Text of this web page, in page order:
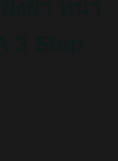
งฝ้า หน้า
3 Step